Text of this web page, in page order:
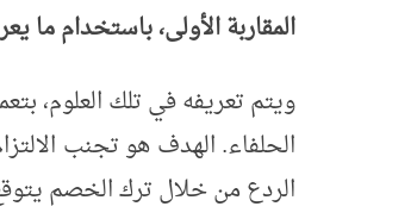
المقاربة الأولى، باستخدام
ويتم تعريفه في تلك العلوم،
الحلفاء. الهدف هو تجنب
الردع من خلال ترك الخصم